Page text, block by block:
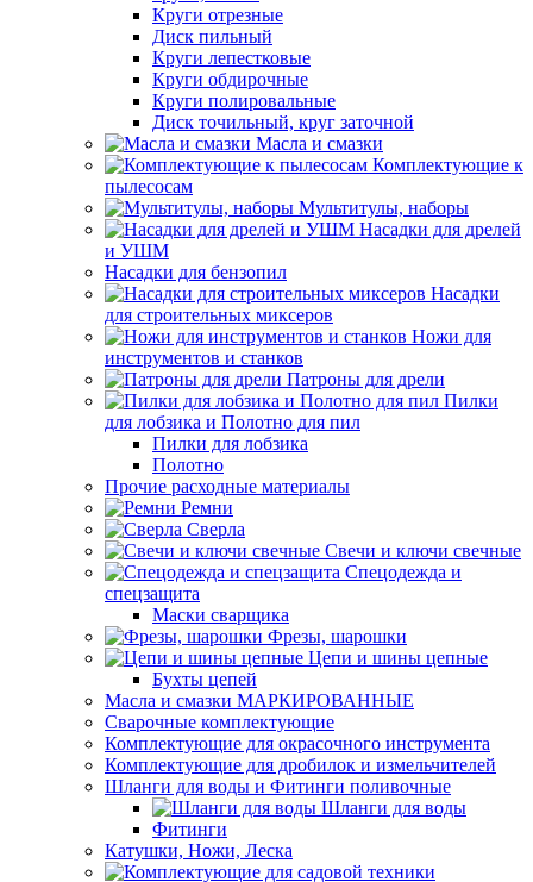
Круги отрезные
Диск пильный
Круги лепестковые
Круги обдирочные
Круги полировальные
Диск точильный, круг заточной
Масла и смазки
Комплектующие к
пылесосам
Мультитулы, наборы
Насадки для дрелей
и УШМ
Насадки для бензопил
Насадки
для строительных миксеров
Ножи для
инструментов и станков
Патроны для дрели
Пилки
для лобзика и Полотно для пил
Пилки для лобзика
Полотно
Прочие расходные материалы
Ремни
Сверла
Свечи и ключи свечные
Спецодежда и
спецзащита
Маски сварщика
Фрезы, шарошки
Цепи и шины цепные
Бухты цепей
Масла и смазки МАРКИРОВАННЫЕ
Сварочные комплектующие
Комплектующие для окрасочного инструмента
Комплектующие для дробилок и измельчителей
Шланги для воды и Фитинги поливочные
Шланги для воды
Фитинги
Катушки, Ножи, Леска